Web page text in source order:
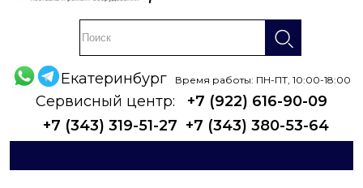
Екатеринбург Время работы: ПН-ПТ, 10:00-18:00
Сервисный центр:
+7 (922) 616-90-09
+7 (343) 319-51-27 +7 (343) 380-53-64